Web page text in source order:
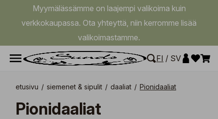
Myymälässämme on laajempi valikoima kuin
verkkokaupassa. Ota yhteyttä, niin kerromme lisää
valikoimastamme.
FI / SV
etusivu / siemenet & sipulit / daaliat / Pionidaaliat
Pionidaaliat